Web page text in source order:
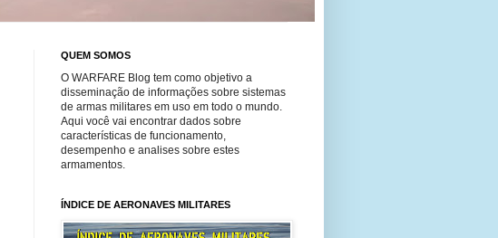
QUEM SOMOS
O WARFARE Blog tem como objetivo a
disseminação de informações sobre sistemas
de armas militares em uso em todo o mundo.
Aqui você vai encontrar dados sobre
características de funcionamento,
desempenho e analises sobre estes
armamentos.
ÍNDICE DE AERONAVES MILITARES